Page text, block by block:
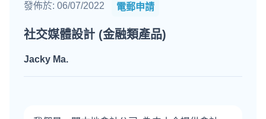
發佈於: 06/07/2022 電郵申請
社交媒體設計 (金融類產品)
Jacky Ma.